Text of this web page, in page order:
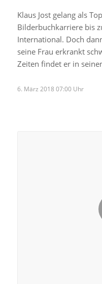
Klaus Jost gelang als
Bilderbuchkarriere bis
International. Doch
seine Frau erkrankt
Zeiten findet er in
6. März 2018 07:00 Uhr